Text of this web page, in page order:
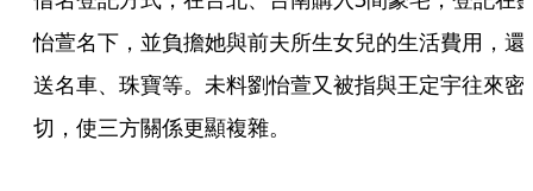
怡萱名下，並負擔她與前夫所生女兒的生活費用，還
送名車、珠寶等。未料劉怡萱又被指與王定宇往來密
切，使三方關係更顯複雜。